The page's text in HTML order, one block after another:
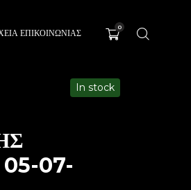
ΕΠΙΚΟΙΝΩΝΙΑΣ
0
07-
In stock